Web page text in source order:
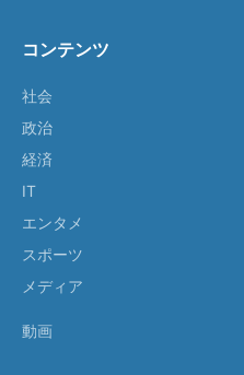
コンテンツ
社会
政治
経済
IT
エンタメ
スポーツ
メディア
動画